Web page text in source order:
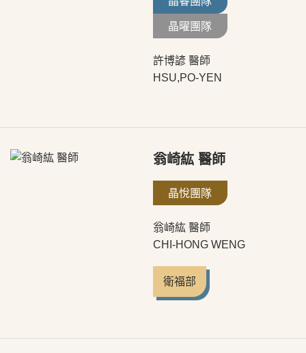
晶曜團隊
許博諺 醫師
HSU,PO-YEN
翁崎紘 醫師
晶悅團隊
翁崎紘 醫師
CHI-HONG WENG
衛福部